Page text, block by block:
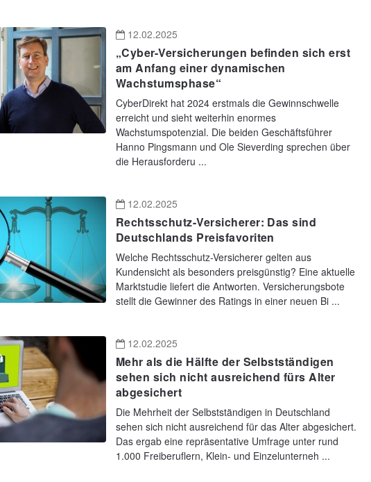
12.02.2025
„Cyber-Versicherungen befinden sich erst
am Anfang einer dynamischen
Wachstumsphase“
CyberDirekt hat 2024 erstmals die Gewinnschwelle
erreicht und sieht weiterhin enormes
Wachstumspotenzial. Die beiden Geschäftsführer
Hanno Pingsmann und Ole Sieverding sprechen über
die Herausforderu ...
12.02.2025
Rechtsschutz-Versicherer: Das sind
Deutschlands Preisfavoriten
Welche Rechtsschutz-Versicherer gelten aus
Kundensicht als besonders preisgünstig? Eine aktuelle
Marktstudie liefert die Antworten. Versicherungsbote
stellt die Gewinner des Ratings in einer neuen Bi ...
12.02.2025
Mehr als die Hälfte der Selbstständigen
sehen sich nicht ausreichend fürs Alter
abgesichert
Die Mehrheit der Selbstständigen in Deutschland
sehen sich nicht ausreichend für das Alter abgesichert.
Das ergab eine repräsentative Umfrage unter rund
1.000 Freiberuflern, Klein- und Einzelunterneh ...